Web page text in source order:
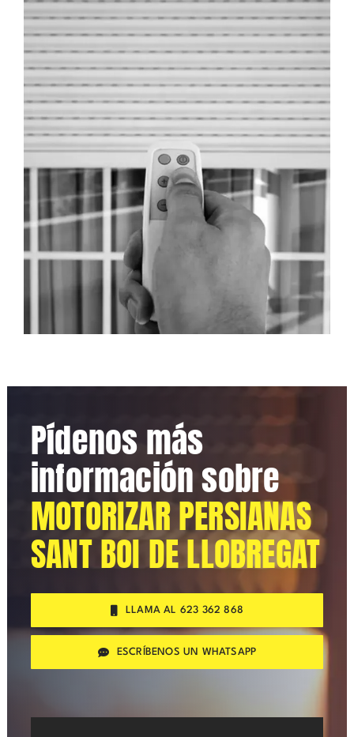
Pídenos más
información sobre
MOTORIZAR PERSIANAS
SANT BOI DE LLOBREGAT
LLAMA AL 623 362 868
ESCRÍBENOS UN WHATSAPP